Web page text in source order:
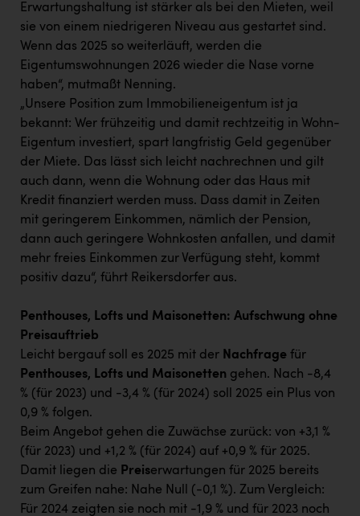
Erwartungshaltung ist stärker als bei den Mieten, weil
sie von einem niedrigeren Niveau aus gestartet sind.
Wenn das 2025 so weiterläuft, werden die
Eigentumswohnungen 2026 wieder die Nase vorne
haben“, mutmaßt Nenning.
„Unsere Position zum Immobilieneigentum ist ja
bekannt: Wer frühzeitig und damit rechtzeitig in Wohn-
Eigentum investiert, spart langfristig Geld gegenüber
der Miete. Das lässt sich leicht nachrechnen und gilt
auch dann, wenn die Wohnung oder das Haus mit
Kredit finanziert werden muss. Dass damit in Zeiten
mit geringerem Einkommen, nämlich der Pension,
dann auch geringere Wohnkosten anfallen, und damit
mehr freies Einkommen zur Verfügung steht, kommt
positiv dazu“, führt Reikersdorfer aus.
Penthouses, Lofts und Maisonetten: Aufschwung ohne
Preisauftrieb
Leicht bergauf soll es 2025 mit der Nachfrage für
Penthouses, Lofts und Maisonetten gehen. Nach -8,4
% (für 2023) und -3,4 % (für 2024) soll 2025 ein Plus von
0,9 % folgen.
Beim Angebot gehen die Zuwächse zurück: von +3,1 %
(für 2023) und +1,2 % (für 2024) auf +0,9 % für 2025.
Damit liegen die Preiserwartungen für 2025 bereits
zum Greifen nahe: Nahe Null (-0,1 %). Zum Vergleich:
Für 2024 zeigten sie noch mit -1,9 % und für 2023 noch